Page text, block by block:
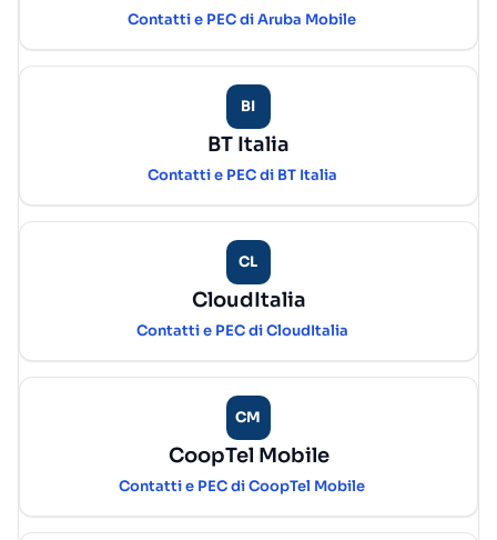
Contatti e PEC di Aruba Mobile
BI
BT Italia
Contatti e PEC di BT Italia
CL
CloudItalia
Contatti e PEC di CloudItalia
CM
CoopTel Mobile
Contatti e PEC di CoopTel Mobile